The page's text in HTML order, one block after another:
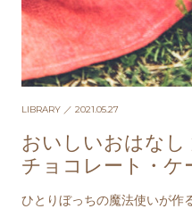
LIBRARY ／ 2021.05.27
おいしいおはなし
チョコレート・ケ
ト・ケーキ
ひとりぼっちの魔法使いが作